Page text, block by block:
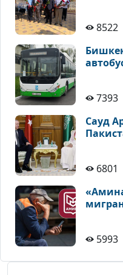
8522
7393
Сауд
6801
5993